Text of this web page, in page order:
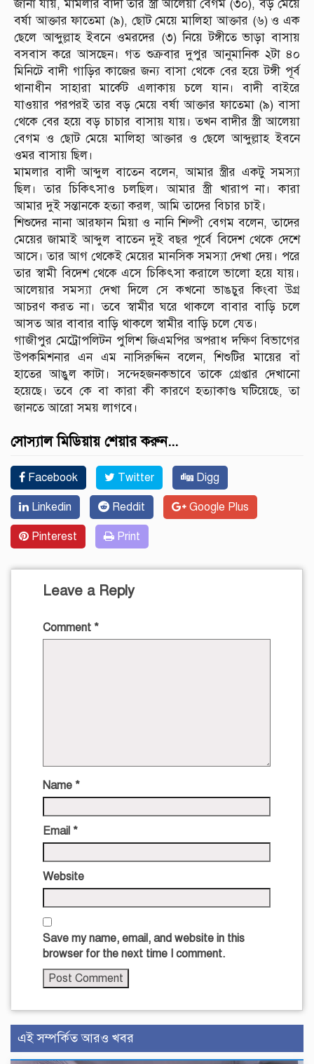
জানা যায়, মামলার বাদী তার স্ত্রী আলেয়া বেগম (৩০), বড় মেয়ে
বর্ষা আক্তার ফাতেমা (৯), ছোট মেয়ে মালিহা আক্তার (৬) ও এক
ছেলে আব্দুল্লাহ ইবনে ওমরদের (৩) নিয়ে টঙ্গীতে ভাড়া বাসায়
বসবাস করে আসছেন। গত শুক্রবার দুপুর আনুমানিক ২টা ৪০
মিনিটে বাদী গাড়ির কাজের জন্য বাসা থেকে বের হয়ে টঙ্গী পূর্ব
থানাধীন সাহারা মার্কেট এলাকায় চলে যান। বাদী বাইরে
যাওয়ার পরপরই তার বড় মেয়ে বর্ষা আক্তার ফাতেমা (৯) বাসা
থেকে বের হয়ে বড় চাচার বাসায় যায়। তখন বাদীর স্ত্রী আলেয়া
বেগম ও ছোট মেয়ে মালিহা আক্তার ও ছেলে আব্দুল্লাহ ইবনে
ওমর বাসায় ছিল।
মামলার বাদী আব্দুল বাতেন বলেন, আমার স্ত্রীর একটু সমস্যা
ছিল। তার চিকিৎসাও চলছিল। আমার স্ত্রী খারাপ না। কারা
আমার দুই সন্তানকে হত্যা করল, আমি তাদের বিচার চাই।
শিশুদের নানা আরফান মিয়া ও নানি শিল্পী বেগম বলেন, তাদের
মেয়ের জামাই আব্দুল বাতেন দুই বছর পূর্বে বিদেশ থেকে দেশে
আসে। তার আগ থেকেই মেয়ের মানসিক সমস্যা দেখা দেয়। পরে
তার স্বামী বিদেশ থেকে এসে চিকিৎসা করালে ভালো হয়ে যায়।
আলেয়ার সমস্যা দেখা দিলে সে কখনো ভাঙচুর কিংবা উগ্র
আচরণ করত না। তবে স্বামীর ঘরে থাকলে বাবার বাড়ি চলে
আসত আর বাবার বাড়ি থাকলে স্বামীর বাড়ি চলে যেত।
গাজীপুর মেট্রোপলিটন পুলিশ জিএমপির অপরাধ দক্ষিণ বিভাগের
উপকমিশনার এন এম নাসিরুদ্দিন বলেন, শিশুটির মায়ের বাঁ
হাতের আঙুল কাটা। সন্দেহজনকভাবে তাকে গ্রেপ্তার দেখানো
হয়েছে। তবে কে বা কারা কী কারণে হত্যাকাণ্ড ঘটিয়েছে, তা
জানতে আরো সময় লাগবে।
সোস্যাল মিডিয়ায় শেয়ার করুন...
Facebook Twitter Digg
Linkedin Reddit Google Plus
Pinterest Print
Leave a Reply
Comment *
Name *
Email *
Website
Save my name, email, and website in this
browser for the next time I comment.
এই সম্পর্কিত আরও খবর